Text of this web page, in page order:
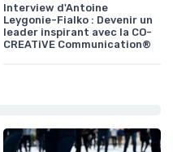
Interview d'Antoine
Leygonie-Fialko : Devenir un
leader inspirant avec la CO-
CREATiVE Communication®